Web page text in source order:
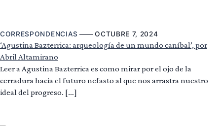
CORRESPONDENCIAS OCTUBRE 7, 2024
‘Agustina Bazterrica: arqueología de un mundo caníbal’, por
Abril Altamirano
Leer a Agustina Bazterrica es como mirar por el ojo de la
cerradura hacia el futuro nefasto al que nos arrastra nuestro
ideal del progreso. […]